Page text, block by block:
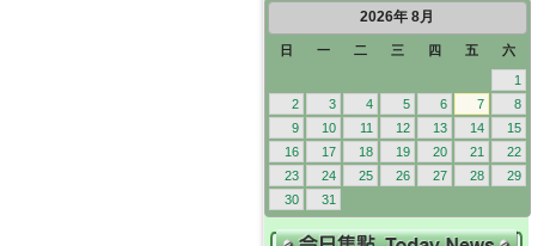
2026年 8月
日 一 二 三 四 五 六
1
2
3 4 5 6 7
8
9
10 11 12 13 14
15
16
17 18 19 20 21
22
23
24 25 26 27 28
29
30
31